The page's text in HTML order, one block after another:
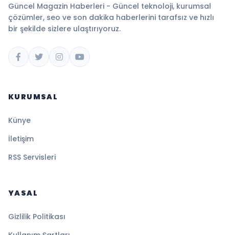
Güncel Magazin Haberleri - Güncel teknoloji, kurumsal
çözümler, seo ve son dakika haberlerini tarafsız ve hızlı
bir şekilde sizlere ulaştırıyoruz.
KURUMSAL
Künye
İletişim
RSS Servisleri
YASAL
Gizlilik Politikası